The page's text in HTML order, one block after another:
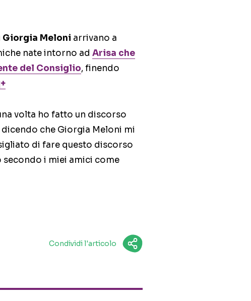
Giorgia Meloni arrivano a
nate intorno ad Arisa che
del Consiglio, finendo
volta ho fatto un discorso
che Giorgia Meloni mi
di fare questo discorso
i miei amici come
Condividi l'articolo